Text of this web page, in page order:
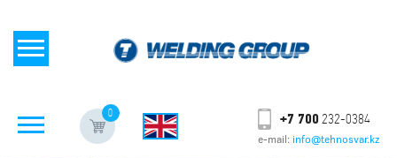
0 +7 700 232-0384
e-mail: info@tehnosvar.kz